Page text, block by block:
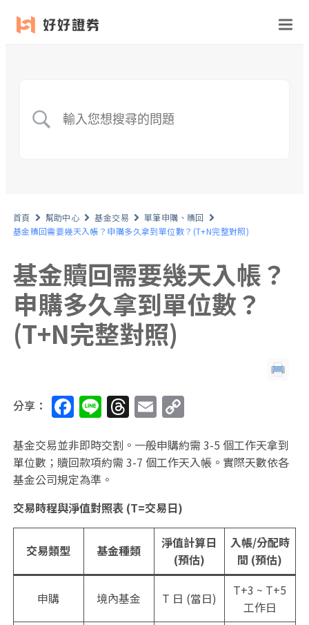
首頁 幫助中心 基金交易
單筆申購、贖回
基金贖回需要幾天入帳？申購多久拿到單位數？(T+N完整對照)
基金贖回需要幾天入帳？
申購多久拿到單位數？
(T+N完整對照)
分享： F
a
c
e
b
o
o
Li
n
e
T
h
re
a
d
s
E
m
ai
l
C
p
y
k
基金交易並非即時交割。一般申購約需 3-5 個工作天拿到
單位數；贖回款項約需 3-7 個工作天入帳。實際天數依各
基金公司規定為準。
交易時程與淨值對照表 (T=交易日)
交易類型 基金種類
淨值計算日
(預估)
入帳/分配時
間 (預估)
申購 境內基金 T 日 (當日)
T+3 ~ T+5
工作日